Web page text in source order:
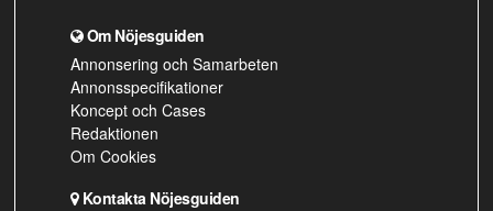
Om Nöjesguiden
Annonsering och Samarbeten
Annonsspecifikationer
Koncept och Cases
Redaktionen
Om Cookies
Kontakta Nöjesguiden